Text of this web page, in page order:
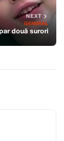
NEXT
GENERAL
două surori